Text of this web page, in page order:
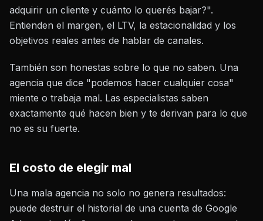
adquirir un cliente y cuánto lo querés bajar?".
Entienden el margen, el LTV, la estacionalidad y los
objetivos reales antes de hablar de canales.
También son honestas sobre lo que no saben. Una
agencia que dice "podemos hacer cualquier cosa"
miente o trabaja mal. Las especialistas saben
exactamente qué hacen bien y te derivan para lo que
no es su fuerte.
El costo de elegir mal
Una mala agencia no solo no genera resultados:
puede destruir el historial de una cuenta de Google